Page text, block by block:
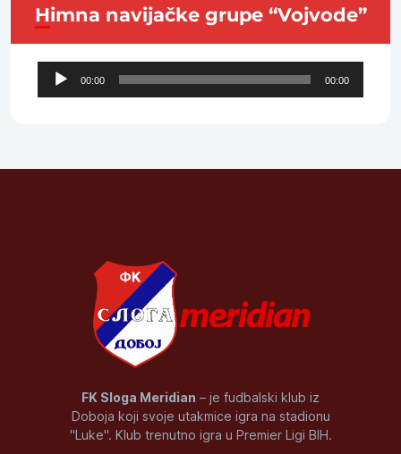
Himna navijačke grupe “Vojvode”
Audio
Player
00:00 00:00
FK Sloga Meridian – je fudbalski klub iz
Doboja koji svoje utakmice igra na stadionu
"Luke". Klub trenutno igra u Premier Ligi BIH.